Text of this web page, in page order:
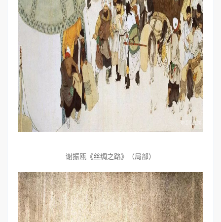
谢振瓯《丝绸之路》（局部）